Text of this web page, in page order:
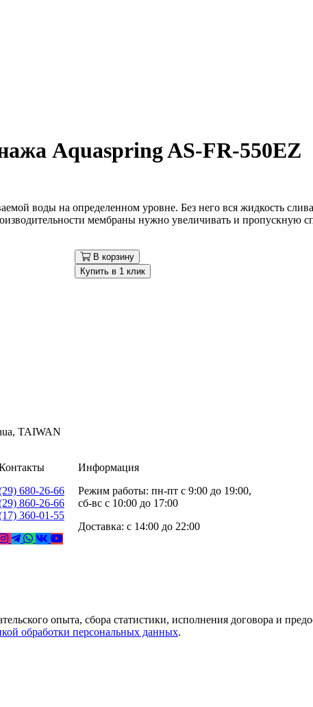
Aquaspring AS-FR-550EZ
воды на определенном уровне. Без него вся жидкость
мембраны нужно увеличивать и пропускную
В корзину
Купить в 1 клик
TAIWAN
680-26-66
860-26-66
360-01-55
Информация
Режим работы: пн-пт с 9:00 до 19:00,
сб-вс с 10:00 до 17:00
Доставка: с 14:00 до 22:00
опыта, сбора статистики, исполнения договора и
обработки персональных данных.